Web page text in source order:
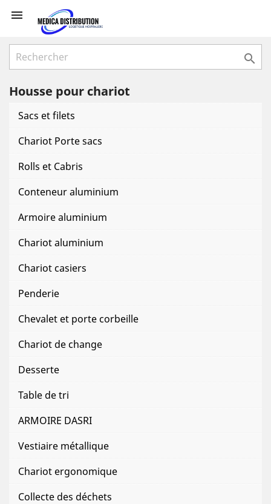


Housse pour chariot
Sacs et filets
Chariot Porte sacs
Rolls et Cabris
Conteneur aluminium
Armoire aluminium
Chariot aluminium
Chariot casiers
Penderie
Chevalet et porte corbeille
Chariot de change
Desserte
Table de tri
ARMOIRE DASRI
Vestiaire métallique
Chariot ergonomique
Collecte des déchets